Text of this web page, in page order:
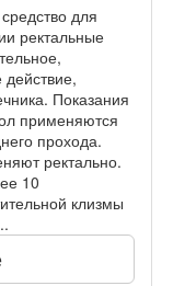
для
ректальные
Показания
применяются
прохода.
ректально.
10
клизмы